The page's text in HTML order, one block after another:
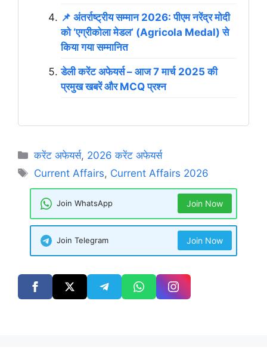
📌 अंतर्राष्ट्रीय सम्मान 2026: पीएम नरेंद्र मोदी
को ‘एग्रीकोला मेडल’ (Agricola Medal) से
किया गया सम्मानित
डेली करेंट अफेयर्स – आज 7 मार्च 2025 की
प्रमुख खबरें और MCQ प्रश्न
Categories
करेंट अफेयर्स, 2026 करेंट अफेयर्स
Tags
Current Affairs, Current Affairs 2026
Join WhatsApp Join Now
Join Telegram Join Now